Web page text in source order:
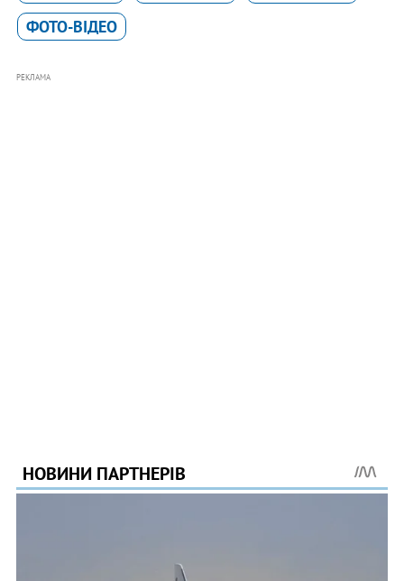
ФОТО-ВІДЕО
РЕКЛАМА